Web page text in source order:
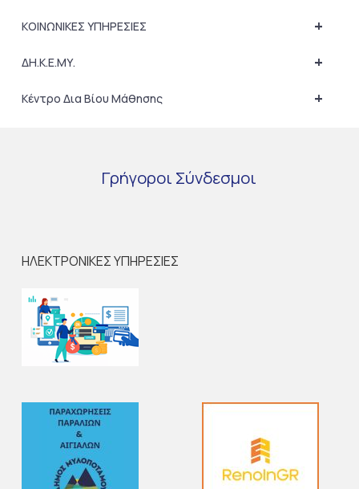
+
ΚΟΙΝΩΝΙΚΕΣ ΥΠΗΡΕΣΙΕΣ
+
ΔΗ.Κ.Ε.ΜΥ.
+
Κέντρο Δια Βίου Μάθησης
Γρήγοροι Σύνδεσμοι
ΗΛΕΚΤΡΟΝΙΚΕΣ ΥΠΗΡΕΣΙΕΣ